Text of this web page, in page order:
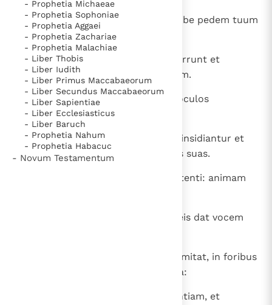
- Prophetia Michaeae
- Prophetia Sophoniae
- Prophetia Aggaei
- Prophetia Zachariae
- Prophetia Malachiae
- Liber Thobis
- Liber Iudith
- Liber Primus Maccabaeorum
- Liber Secundus Maccabaeorum
- Liber Sapientiae
- Liber Ecclesiasticus
- Liber Baruch
- Prophetia Nahum
- Prophetia Habacuc
- Novum Testamentum
fili mi, ne ambules cum eis, prohibe pedem tuum
a semitis eorum.
Pedes enim illorum ad malum currunt et
festinant, ut effundant sanguinem.
Frustra autem iacitur rete ante oculos
pinnatorum.
Ipsique contra sanguinem suum insidiantur et
moliuntur fraudes contra animas suas.
Sic semitae omnis ad rapinam intenti: animam
Sapientia foris praedicat, in plateis dat vocem
in capite viarum frequentium clamitat, in foribus
portarum urbis profert verba sua:
" Usquequo, parvuli, diligitis infantiam, et